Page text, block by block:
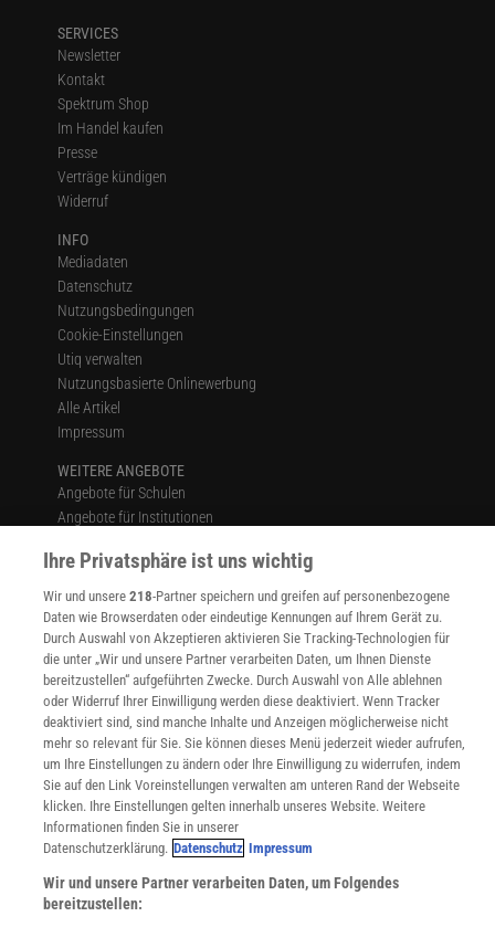
SERVICES
Newsletter
Kontakt
Spektrum Shop
Im Handel kaufen
Presse
Verträge kündigen
Widerruf
INFO
Mediadaten
Datenschutz
Nutzungsbedingungen
Cookie-Einstellungen
Utiq verwalten
Nutzungsbasierte Onlinewerbung
Alle Artikel
Impressum
WEITERE ANGEBOTE
Angebote für Schulen
Angebote für Institutionen
Lexika
Für Spektrum schreiben
Zugänglichkeitserklärung
WEBSEITEN
KielSCN
Wissenschaft in die Schulen
SciLogs
Uns finden Sie auch hier:
Ihre Privatsphäre ist uns wichtig
Wir und unsere218-Partner speichern und greifen auf personenbezogene
Daten wie Browserdaten oder eindeutige Kennungen auf Ihrem Gerät zu.
Durch Auswahl von Akzeptieren aktivieren Sie Tracking-Technologien für
die unter „Wir und unsere Partner verarbeiten Daten, um Ihnen Dienste
bereitzustellen“ aufgeführten Zwecke. Durch Auswahl von Alle ablehnen
oder Widerruf Ihrer Einwilligung werden diese deaktiviert. Wenn Tracker
deaktiviert sind, sind manche Inhalte und Anzeigen möglicherweise nicht
mehr so relevant für Sie. Sie können dieses Menü jederzeit wieder aufrufen,
um Ihre Einstellungen zu ändern oder Ihre Einwilligung zu widerrufen, indem
Sie auf den Link Voreinstellungen verwalten am unteren Rand der Webseite
klicken. Ihre Einstellungen gelten innerhalb unseres Website. Weitere
Informationen finden Sie in unserer
Datenschutzerklärung. Datenschutz Impressum
Wir und unsere Partner verarbeiten Daten, um Folgendes
bereitzustellen: